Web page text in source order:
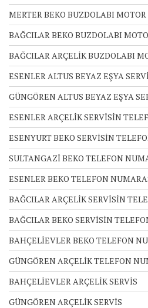
MERTER BEKO BUZDOLABI
BAĞCILAR BEKO BUZDOLABI
BAĞCILAR ARÇELİK BUZDOLABI
ESENLER ALTUS BEYAZ EŞYA
GÜNGÖREN ALTUS BEYAZ EŞYA
ESENLER ARÇELİK SERVİSİN
ESENYURT BEKO SERVİSİN
SULTANGAZİ BEKO TELEFON
ESENLER BEKO TELEFON
BAĞCILAR ARÇELİK SERVİSİN
BAĞCILAR BEKO SERVİSİN
BAHÇELİEVLER BEKO TELEFON
GÜNGÖREN ARÇELİK TELEFON
BAHÇELİEVLER ARÇELİK SERVİS
GÜNGÖREN ARÇELİK SERVİS